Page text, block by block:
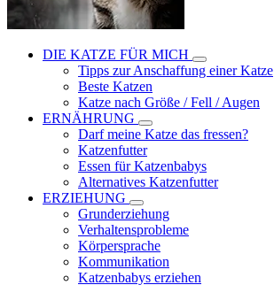
DIE KATZE FÜR MICH
Tipps zur Anschaffung einer Katze
Beste Katzen
Katze nach Größe / Fell / Augen
ERNÄHRUNG
Darf meine Katze das fressen?
Katzenfutter
Essen für Katzenbabys
Alternatives Katzenfutter
ERZIEHUNG
Grunderziehung
Verhaltensprobleme
Körpersprache
Kommunikation
Katzenbabys erziehen